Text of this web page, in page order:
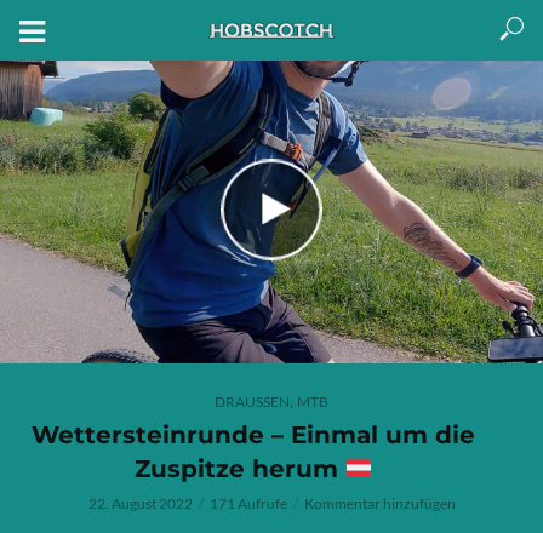
DRAUSSEN, MTB
Wettersteinrunde – Einmal um die
Zuspitze herum
22. August 2022 171 Aufrufe Kommentar hinzufügen